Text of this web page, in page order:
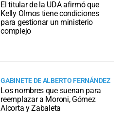
El titular de la UDA afirmó que
Kelly Olmos tiene condiciones
para gestionar un ministerio
complejo
GABINETE DE ALBERTO FERNÁNDEZ
Los nombres que suenan para
reemplazar a Moroni, Gómez
Alcorta y Zabaleta